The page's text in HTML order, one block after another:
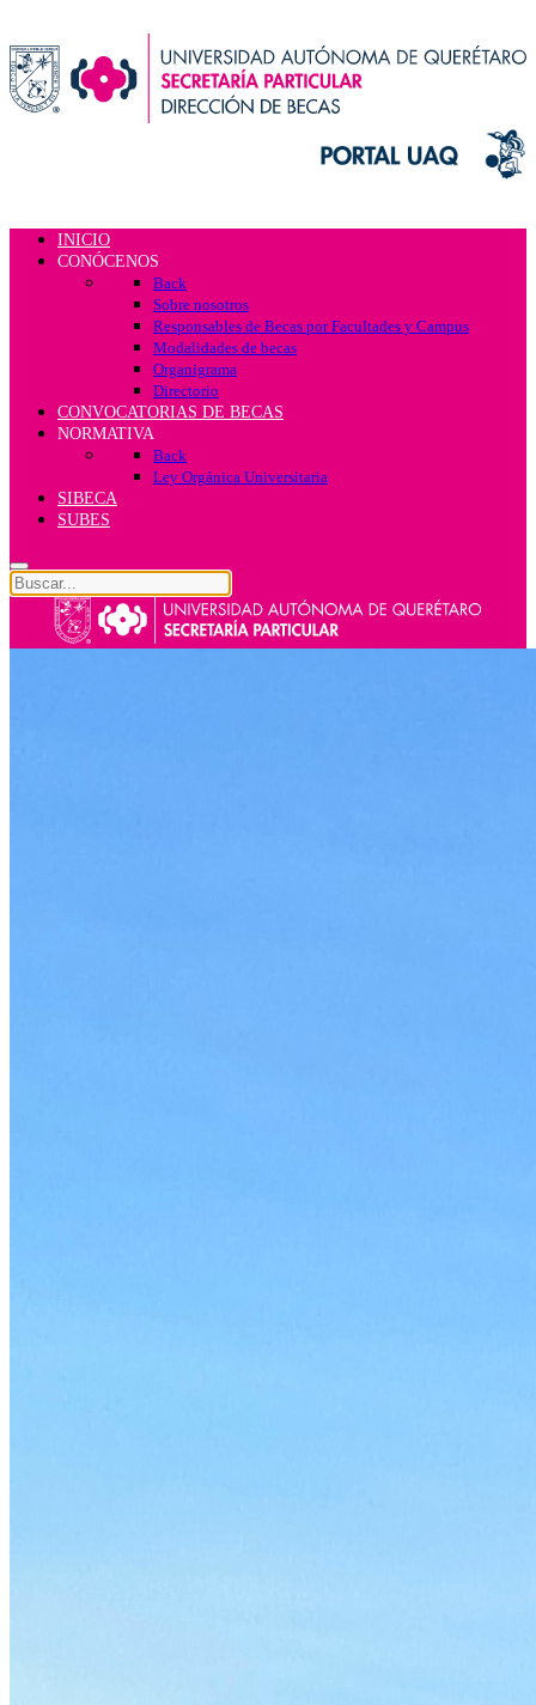
INICIO
CONÓCENOS
Back
Sobre nosotros
Responsables de Becas por Facultades y Campus
Modalidades de becas
Organigrama
Directorio
CONVOCATORIAS DE BECAS
NORMATIVA
Back
Ley Orgánica Universitaria
SIBECA
SUBES